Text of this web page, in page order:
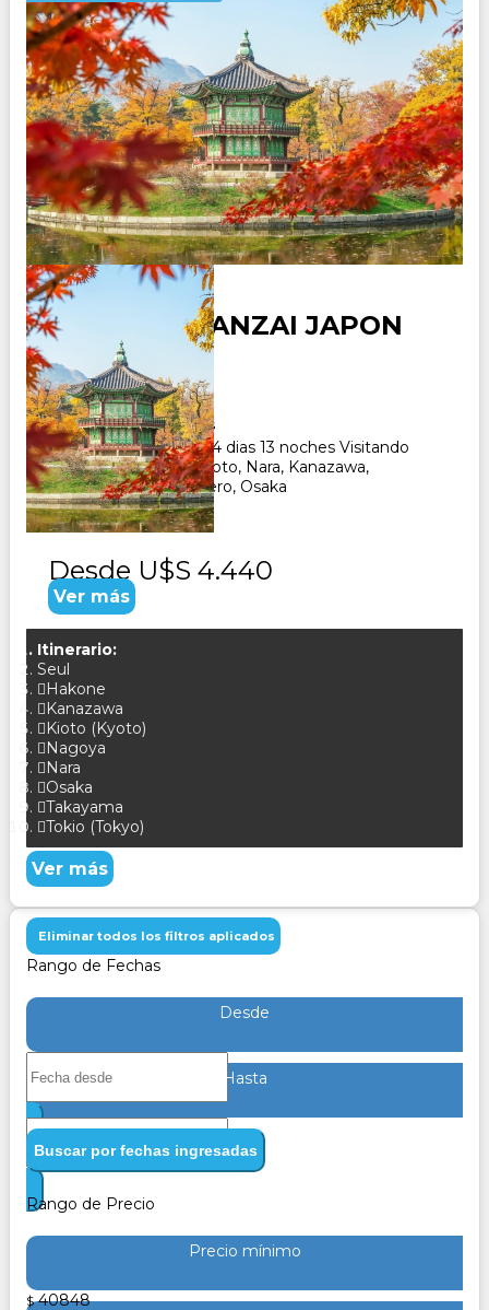
SEUL CON BANZAI JAPON
Duración:
14Días13Noches
Paquete Turistico de 14 dias 13 noches Visitando
Seul, Tokio, Hakone, Kioto, Nara, Kanazawa,
Takayama, Nagoya, Gero, Osaka
Desde U$S 4.440
Ver más
Itinerario:
Seul
Hakone
Kanazawa
Kioto (Kyoto)
Nagoya
Nara
Osaka
Takayama
Tokio (Tokyo)
Ver más
Eliminar todos los filtros aplicados
Rango de Fechas
Desde
Hasta
Buscar por fechas ingresadas
Rango de Precio
Precio mínimo
$ 40848